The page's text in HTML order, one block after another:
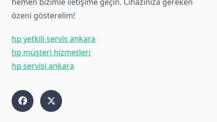
özeni gösterelim!
hp yetkili servis ankara
hp müşteri hizmetleri
hp servisi ankara